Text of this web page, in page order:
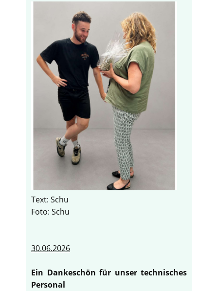
Text: Schu
Foto: Schu
30.06.2026
Ein Dankeschön für unser technisches
Personal